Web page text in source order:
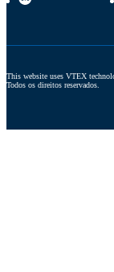
This website uses VTEX
Todos os direitos reservados.